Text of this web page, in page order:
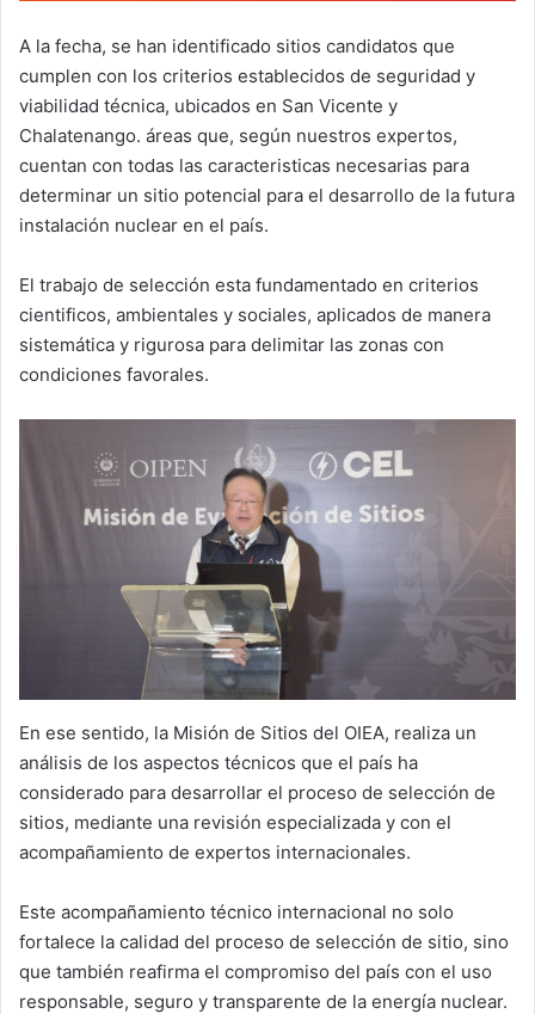
A la fecha, se han identificado sitios candidatos que
cumplen con los criterios establecidos de seguridad y
viabilidad técnica, ubicados en San Vicente y
Chalatenango. áreas que, según nuestros expertos,
cuentan con todas las caracteristicas necesarias para
determinar un sitio potencial para el desarrollo de la futura
instalación nuclear en el país.
El trabajo de selección esta fundamentado en criterios
cientificos, ambientales y sociales, aplicados de manera
sistemática y rigurosa para delimitar las zonas con
condiciones favorales.
En ese sentido, la Misión de Sitios del OIEA, realiza un
análisis de los aspectos técnicos que el país ha
considerado para desarrollar el proceso de selección de
sitios, mediante una revisión especializada y con el
acompañamiento de expertos internacionales.
Este acompañamiento técnico internacional no solo
fortalece la calidad del proceso de selección de sitio, sino
que también reafirma el compromiso del país con el uso
responsable, seguro y transparente de la energía nuclear.